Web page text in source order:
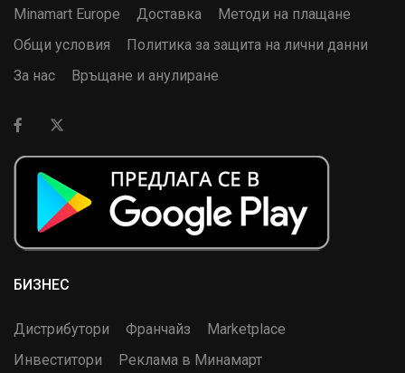
Minamart Europe Доставка
Методи на плащане
Общи условия
Политика за защита на лични данни
За нас
Връщане и анулиране
БИЗНЕС
Дистрибутори Франчайз
Marketplace
Инвеститори
Реклама в Минамарт